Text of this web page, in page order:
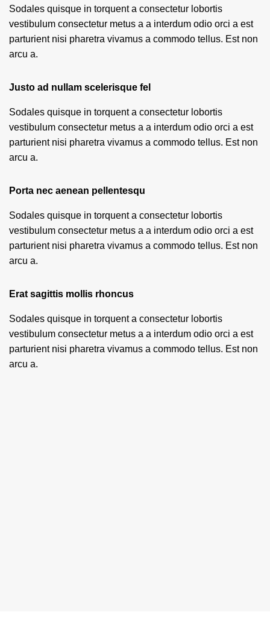
Sodales quisque in torquent a consectetur lobortis
vestibulum consectetur metus a a interdum odio orci a est
parturient nisi pharetra vivamus a commodo tellus. Est non
arcu a.
Justo ad nullam scelerisque fel
Sodales quisque in torquent a consectetur lobortis
vestibulum consectetur metus a a interdum odio orci a est
parturient nisi pharetra vivamus a commodo tellus. Est non
arcu a.
Porta nec aenean pellentesqu
Sodales quisque in torquent a consectetur lobortis
vestibulum consectetur metus a a interdum odio orci a est
parturient nisi pharetra vivamus a commodo tellus. Est non
arcu a.
Erat sagittis mollis rhoncus
Sodales quisque in torquent a consectetur lobortis
vestibulum consectetur metus a a interdum odio orci a est
parturient nisi pharetra vivamus a commodo tellus. Est non
arcu a.